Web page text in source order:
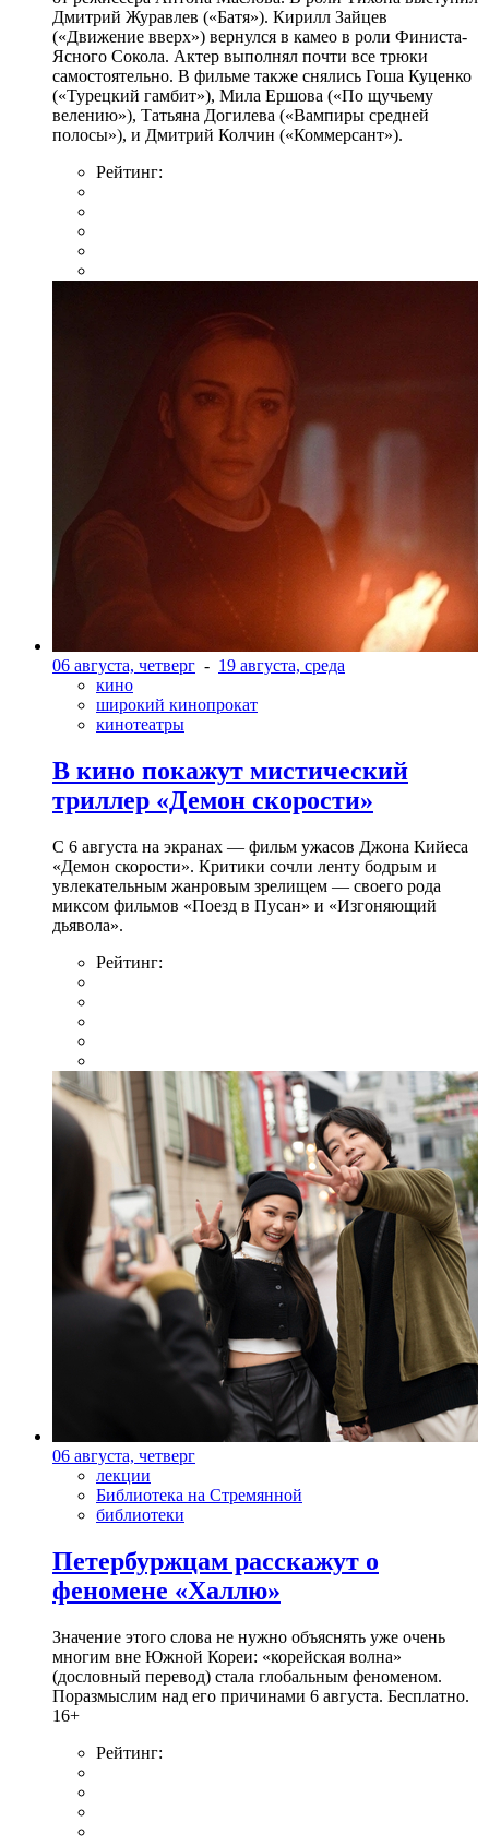
Дмитрий Журавлев («Батя»). Кирилл Зайцев
(«Движение вверх») вернулся в камео в роли Финиста-
Ясного Сокола. Актер выполнял почти все трюки
самостоятельно. В фильме также снялись Гоша Куценко
(«Турецкий гамбит»), Мила Ершова («По щучьему
велению»), Татьяна Догилева («Вампиры средней
полосы»), и Дмитрий Колчин («Коммерсант»).
Рейтинг:
06 августа, четверг - 19 августа, среда
кино
широкий кинопрокат
кинотеатры
В кино покажут мистический
триллер «Демон скорости»
С 6 августа на экранах — фильм ужасов Джона Кийеса
«Демон скорости». Критики сочли ленту бодрым и
увлекательным жанровым зрелищeм — своего рода
миксом фильмов «Поезд в Пусан» и «Изгоняющий
дьявола».
Рейтинг:
06 августа, четверг
лекции
Библиотека на Стремянной
библиотеки
Петербуржцам расскажут о
феномене «Халлю»
Значение этого слова не нужно объяснять уже очень
многим вне Южной Кореи: «корейская волна»
(дословный перевод) стала глобальным феноменом.
Поразмыслим над его причинами 6 августа. Бесплатно.
16+
Рейтинг: